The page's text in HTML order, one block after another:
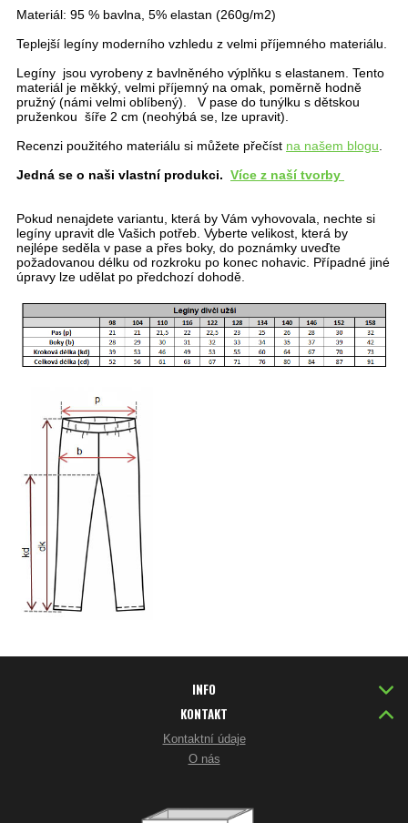
Materiál: 95 % bavlna, 5% elastan (260g/m2)
Teplejší legíny moderního vzhledu z velmi příjemného materiálu.
Legíny jsou vyrobeny z bavlněného výplňku s elastanem. Tento
materiál je měkký, velmi příjemný na omak, poměrně hodně
pružný (námi velmi oblíbený). V pase do tunýlku s dětskou
pruženkou šíře 2 cm (neohýbá se, lze upravit).
Recenzi použitého materiálu si můžete přečíst na našem blogu.
Jedná se o naši vlastní produkci. Více z naší tvorby
Pokud nenajdete variantu, která by Vám vyhovovala, nechte si
legíny upravit dle Vašich potřeb. Vyberte velikost, která by
nejlépe seděla v pase a přes boky, do poznámky uveďte
požadovanou délku od rozkroku po konec nohavic. Případné jiné
úpravy lze udělat po předchozí dohodě.
INFO
KONTAKT
Kontaktní údaje
O nás